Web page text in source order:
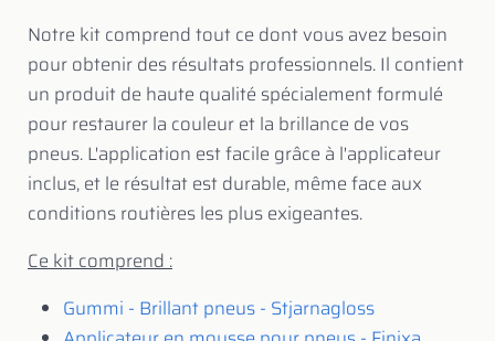
Notre kit comprend tout ce dont vous avez besoin
pour obtenir des résultats professionnels. Il contient
un produit de haute qualité spécialement formulé
pour restaurer la couleur et la brillance de vos
pneus. L'application est facile grâce à l'applicateur
inclus, et le résultat est durable, même face aux
conditions routières les plus exigeantes.
Ce kit comprend :
Gummi - Brillant pneus - Stjarnagloss